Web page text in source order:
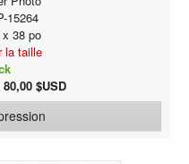
15264
38 po
la taille
$USD